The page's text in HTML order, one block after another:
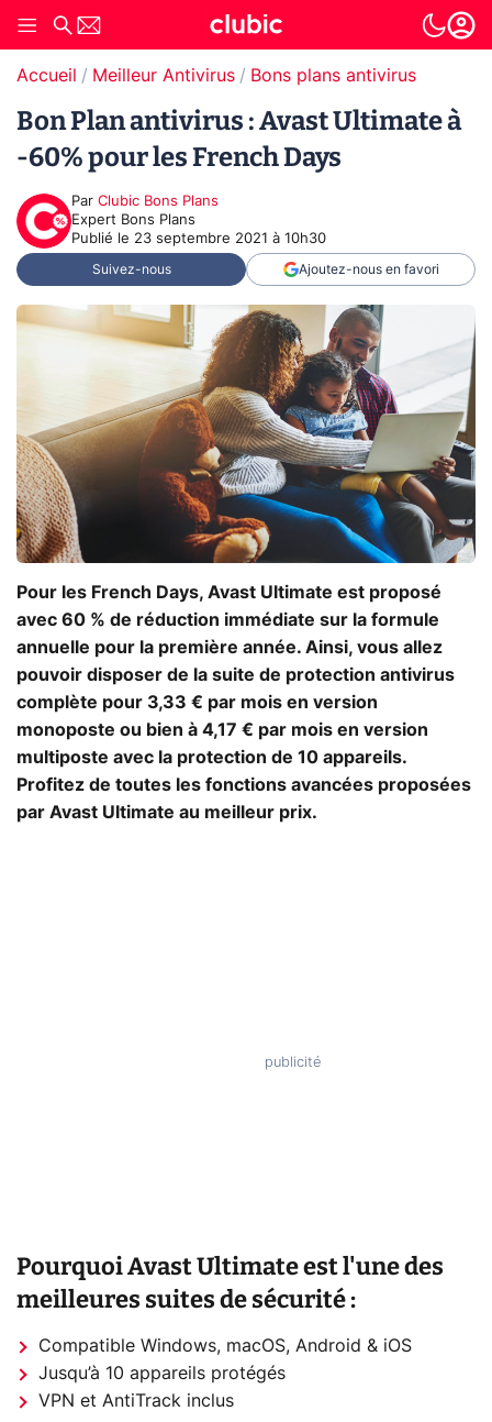
Accueil Meilleur Antivirus Bons plans antivirus
Bon Plan antivirus : Avast Ultimate à
-60% pour les French Days
Par Clubic Bons Plans
Expert Bons Plans
Publié le 23 septembre 2021 à 10h30
Suivez-nous Ajoutez-nous en favori
Pour les French Days, Avast Ultimate est proposé
avec 60 % de réduction immédiate sur la formule
annuelle pour la première année. Ainsi, vous allez
pouvoir disposer de la suite de protection antivirus
complète pour 3,33 € par mois en version
monoposte ou bien à 4,17 € par mois en version
multiposte avec la protection de 10 appareils.
Profitez de toutes les fonctions avancées proposées
par Avast Ultimate au meilleur prix.
Pourquoi Avast Ultimate est l'une des
meilleures suites de sécurité :
Compatible Windows, macOS, Android & iOS
Jusqu’à 10 appareils protégés
VPN et AntiTrack inclus